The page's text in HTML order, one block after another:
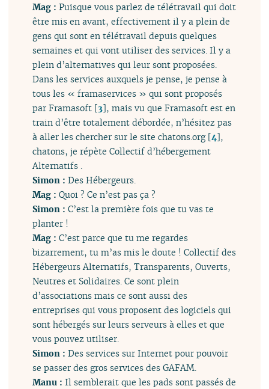
Mag :Puisque vous parlez de télétravail qui doit
être mis en avant, effectivement il y a plein de
gens qui sont en télétravail depuis quelques
semaines et qui vont utiliser des services. Il y a
plein d’alternatives qui leur sont proposées.
Dans les services auxquels je pense, je pense à
tous les « framaservices » qui sont proposés
par Framasoft [3], mais vu que Framasoft est en
train d’être totalement débordée, n’hésitez pas
à aller les chercher sur le site chatons.org[4],
chatons, je répète Collectif d’hébergement
Alternatifs .
Simon :Des Hébergeurs.
Mag :Quoi ? Ce n’est pas ça ?
Simon :C’est la première fois que tu vas te
planter !
Mag :C’est parce que tu me regardes
bizarrement, tu m’as mis le doute ! Collectif des
Hébergeurs Alternatifs, Transparents, Ouverts,
Neutres et Solidaires. Ce sont plein
d’associations mais ce sont aussi des
entreprises qui vous proposent des logiciels qui
sont hébergés sur leurs serveurs à elles et que
vous pouvez utiliser.
Simon :Des services sur Internet pour pouvoir
se passer des gros services des GAFAM.
Manu :Il semblerait que les pads sont passés de